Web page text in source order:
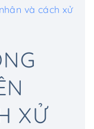
và cách xử
XỬ